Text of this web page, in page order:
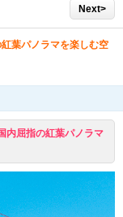
Next>
葉パノラマを楽しむ空
屈指の紅葉パノラマ